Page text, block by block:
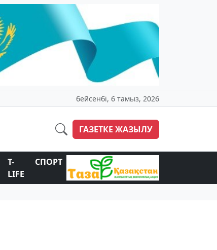
бейсенбі, 6 тамыз, 2026
ГАЗЕТКЕ ЖАЗЫЛУ
T-
LIFE
СПОРТ